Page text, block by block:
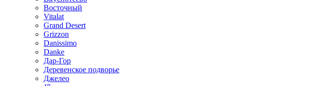
Восточный
Vitalat
Grand Desert
Grizzon
Danissimo
Danke
Дар-Гор
Деревенское подворье
Джелео